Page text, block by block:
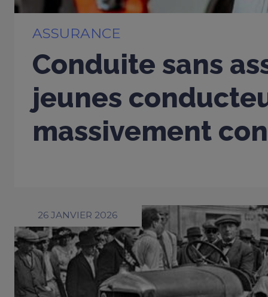
ASSURANCE
Conduite sans
jeunes
massivement
26 JANVIER 2026